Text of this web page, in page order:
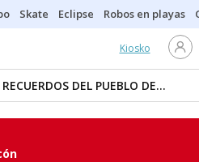
Skate Eclipse Robos en playas
Kiosko
RECUERDOS DEL PUEBLO DE...